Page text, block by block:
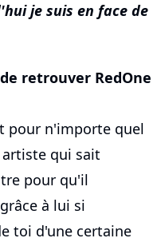
je suis en face de
retrouver RedOne
pour n'importe quel
qui sait
pour qu'il
à lui si
toi d'une certaine